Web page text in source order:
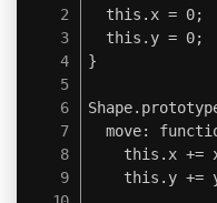
  this.x = 0;
  this.y = 0;
}
move:
this.x +=
this.y +=